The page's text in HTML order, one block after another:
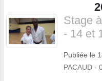
Stage
- 14 et
Publiée le
PACAUD -